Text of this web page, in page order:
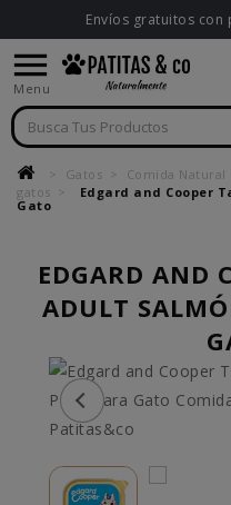
Envíos gratuitos

Menu
Gatos Comida Natural
gatos
Edgard and Cooper
Gato
EDGARD AND
ADULT